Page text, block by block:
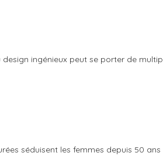
ingénieux peut se porter de
séduisent les femmes depuis 50